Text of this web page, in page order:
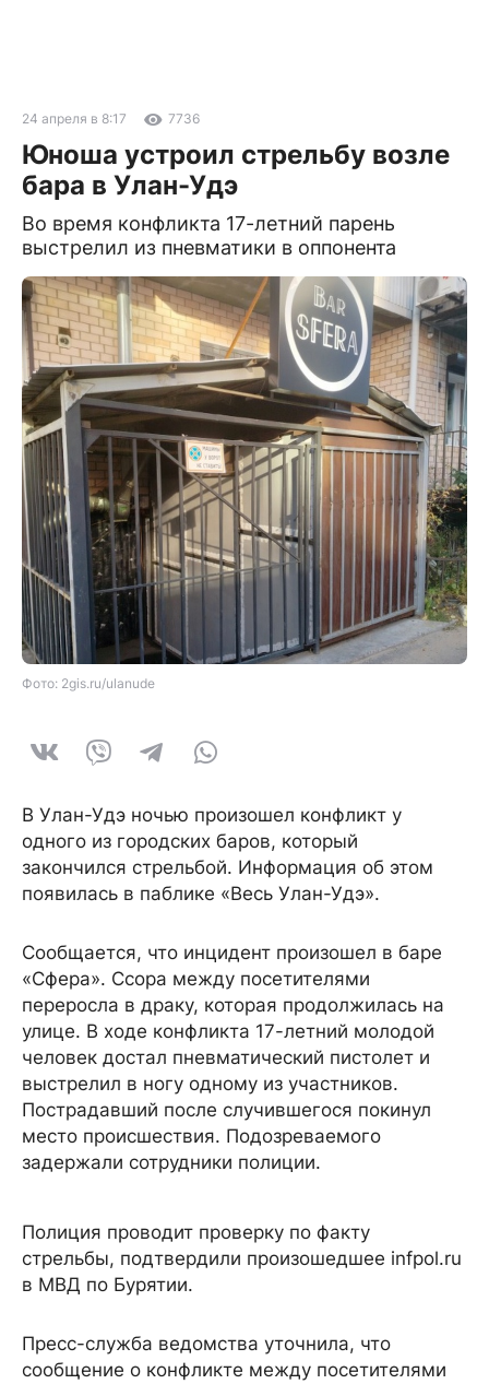
24 апреля в 8:17 7736
Юноша устроил стрельбу возле
бара в Улан-Удэ
Во время конфликта 17-летний парень
выстрелил из пневматики в оппонента
Фото: 2gis.ru/ulanude
В Улан-Удэ ночью произошел конфликт у
одного из городских баров, который
закончился стрельбой. Информация об этом
появилась в паблике «Весь Улан-Удэ».
Сообщается, что инцидент произошел в баре
«Сфера». Ссора между посетителями
переросла в драку, которая продолжилась на
улице. В ходе конфликта 17-летний молодой
человек достал пневматический пистолет и
выстрелил в ногу одному из участников.
Пострадавший после случившегося покинул
место происшествия. Подозреваемого
задержали сотрудники полиции.
Полиция проводит проверку по факту
стрельбы, подтвердили произошедшее infpol.ru
в МВД по Бурятии.
Пресс-служба ведомства уточнила, что
сообщение о конфликте между посетителями